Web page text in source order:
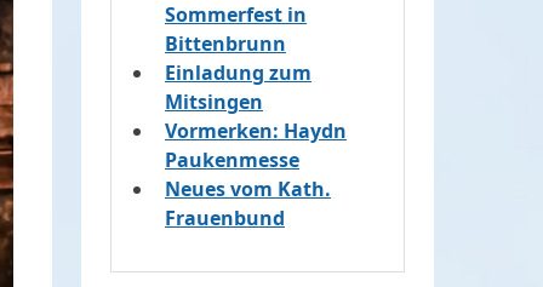
Sommerfest in
Bittenbrunn
Einladung zum
Mitsingen
Vormerken: Haydn
Paukenmesse
Neues vom Kath.
Frauenbund